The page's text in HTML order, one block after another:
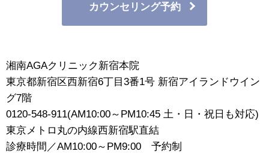
カウンセリング予約
湘南AGAクリニック新宿本院
東京都新宿区西新宿6丁目3番1号 新宿アイランドウイン
グ7階
0120-548-911(AM10:00～PM10:45 土・日・祝日も対応)
東京メトロ丸の内線西新宿駅直結
診療時間／AM10:00～PM9:00 予約制